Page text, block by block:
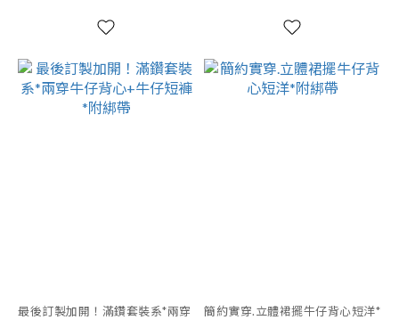
最後訂製加開！滿鑽套裝系*兩穿
簡約實穿.立體裙擺牛仔背心短洋*